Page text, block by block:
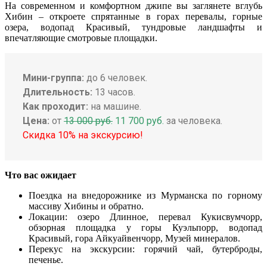
На современном и комфортном джипе вы заглянете вглубь
Хибин – откроете спрятанные в горах перевалы, горные
озера, водопад Красивый, тундровые ландшафты и
впечатляющие смотровые площадки.
Мини-группа: до 6 человек.
Длительность: 13 часов.
Как проходит: на машине.
Цена: от 13 000 руб. 11 700 руб. за человека.
Скидка 10% на экскурсию!
Что вас ожидает
Поездка на внедорожнике из Мурманска по горному
массиву Хибины и обратно.
Локации: озеро Длинное, перевал Кукисвумчорр,
обзорная площадка у горы Куэльпорр, водопад
Красивый, гора Айкуайвенчорр, Музей минералов.
Перекус на экскурсии: горячий чай, бутерброды,
печенье.